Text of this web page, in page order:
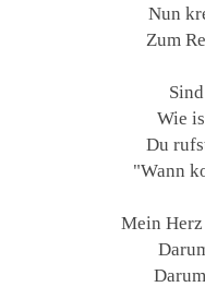
Nun
Zum
Wie
Du
"Wann
Mein